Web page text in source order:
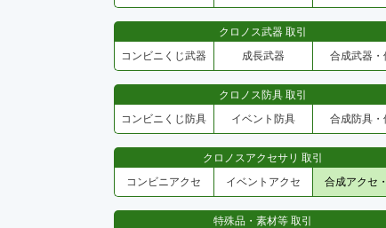
クロノス武器 取引
コンビニくじ武器
成長武器 合成武器・
クロノス防具 取引
コンビニくじ防具
イベント防具 合成防具・
クロノスアクセサリ 取引
コンビニアクセ
イベントアクセ 合成アクセ
特殊品・素材等 取引